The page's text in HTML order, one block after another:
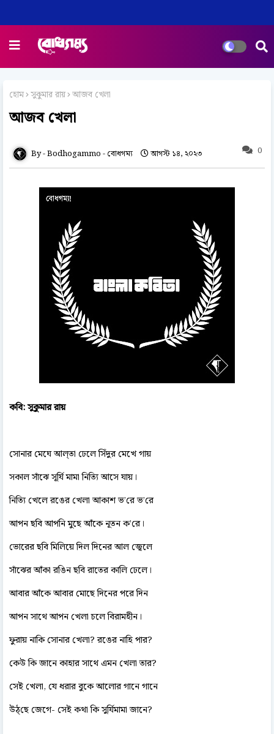
হোম সুকুমার রায় আজব খেলা
আজব খেলা
0
Bodhogammo - বোধগম্য আগস্ট ১৪, ২০২৩
কবি: সুকুমার রায়
সোনার মেঘে আল্‌তা ঢেলে সিঁদুর মেখে গায়
সকাল সাঁঝে সূর্যি মামা নিত্যি আসে যায়।
নিত্যি খেলে রঙের খেলা আকাশ ভ’রে ভ’রে
আপন ছবি আপনি মুছে আঁকে নূতন ক’রে।
ভোরের ছবি মিলিয়ে দিল দিনের আল জ্বেলে
সাঁঝের আঁকা রঙিন ছবি রাতের কালি ঢেলে।
আবার আঁকে আবার মোছে দিনের পরে দিন
আপন সাথে আপন খেলা চলে বিরামহীন।
ফুরায় নাকি সোনার খেলা? রঙের নাহি পার?
কেউ কি জানে কাহার সাথে এমন খেলা তার?
সেই খেলা, যে ধরার বুকে আলোর গানে গানে
উঠ্‌ছে জেগে- সেই কথা কি সুর্যিমামা জানে?